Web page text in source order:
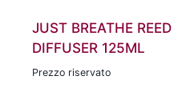
JUST BREATHE REED
DIFFUSER 125ML
Prezzo riservato